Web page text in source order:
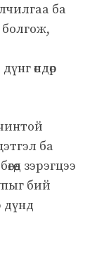
ба
өндөр
ба
зэрэгцээ
бий
дүнд